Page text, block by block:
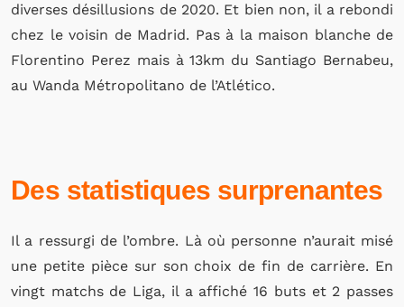
diverses désillusions de 2020. Et bien non, il a rebondi
chez le voisin de Madrid. Pas à la maison blanche de
Florentino Perez mais à 13km du Santiago Bernabeu,
au Wanda Métropolitano de l’Atlético.
Des statistiques surprenantes
Il a ressurgi de l’ombre. Là où personne n’aurait misé
une petite pièce sur son choix de fin de carrière. En
vingt matchs de Liga, il a affiché 16 buts et 2 passes